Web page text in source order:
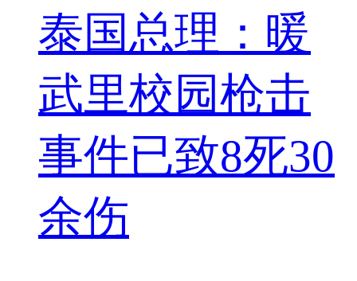
泰国总理：暖
武里校园枪击
事件已致8死30
余伤